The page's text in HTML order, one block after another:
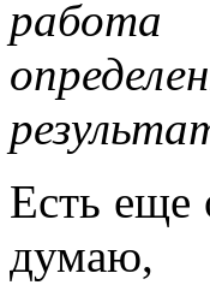
Есть еще
думаю,